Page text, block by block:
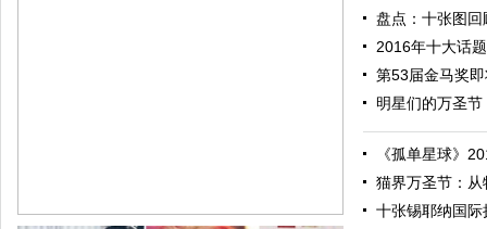
盘点：十张图
2016年十大话
第53届金马奖
明星们的万圣
《孤单星球》
猫界万圣节：
十张锡耶纳国